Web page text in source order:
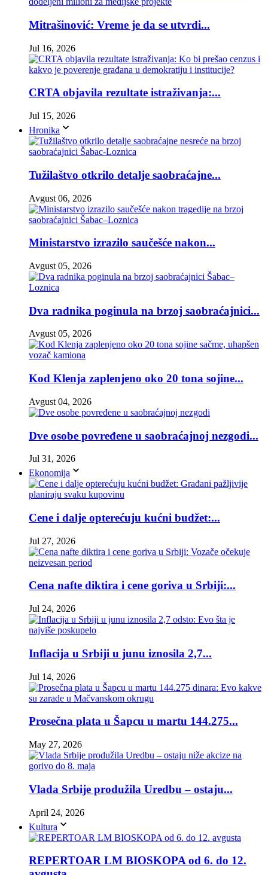
Mitrašinović: Vreme je da se utvrdi...
Jul 16, 2026
CRTA objavila rezultate istraživanja:...
Jul 15, 2026
Hronika
Tužilaštvo otkrilo detalje saobraćajne...
Avgust 06, 2026
Ministarstvo izrazilo saučešće nakon...
Avgust 05, 2026
Dva radnika poginula na brzoj saobraćajnici...
Avgust 05, 2026
Kod Klenja zaplenjeno oko 20 tona sojine...
Avgust 04, 2026
Dve osobe povređene u saobraćajnoj nezgodi...
Jul 31, 2026
Ekonomija
Cene i dalje opterećuju kućni budžet:...
Jul 27, 2026
Cena nafte diktira i cene goriva u Srbiji:...
Jul 24, 2026
Inflacija u Srbiji u junu iznosila 2,7...
Jul 14, 2026
Prosečna plata u Šapcu u martu 144.275...
May 27, 2026
Vlada Srbije produžila Uredbu – ostaju...
April 24, 2026
Kultura
REPERTOAR LM BIOSKOPA od 6. do 12.